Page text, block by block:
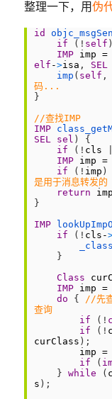
整理一下，用伪
id
if
( ! self )
IMP
imp =
elf ->isa , SEL
imp ( self ,
码...
}
//查找IMP
IMP
SEL
sel )
{
if
( ! cls
IMP
imp =
if
( ! imp )
是用于消息转发的
return
imp
}
IMP
if
( ! cls -
}
Class
IMP
imp =
do
{
//先
查询
if
( !
if
( !
curClass ) ;
imp =
if
(
} while (
s ) ;